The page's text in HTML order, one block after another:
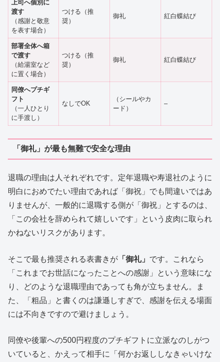
上司へ個別に
渡す
（感謝と敬意
を表す場合）
つける（推
奨）
御礼 紅白蝶結び
部署全体へ箱
で渡す
（給湯室など
に置く場合）
つける（推
奨）
御礼 紅白蝶結び
同僚へプチギ
フト
（一人ひとり
に手渡し）
なしでOK
（シールやカ
ード）
–
「御礼」が最も無難で安全な理由
退職の理由は人それぞれです。定年退職や寿退社のように
明白におめでたい理由であれば「御祝」でも間違いではあ
りませんが、一般的に退職する側が「御祝」とするのは、
「この会社を辞められて嬉しいです」という皮肉に取られ
かねないリスクがあります。
そこで最も推奨される表書きが 「御礼」 です。これなら
「これまでお世話になったことへの感謝」という意味にな
り、どのような退職理由であっても角が立ちません。ま
た、「粗品」と書くのは謙遜しすぎで、感謝を伝える場面
には不向きですので避けましょう。
同僚や後輩への500円程度のプチギフトに立派なのしがつ
いていると、かえって相手に「何かお返ししなきゃいけな